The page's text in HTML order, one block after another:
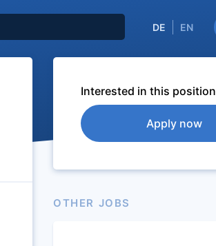
DE EN
Interested in this
Apply now
OTHER JOBS